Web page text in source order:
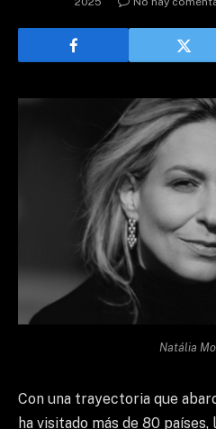
Natália
Con una trayectoria que
ha visitado más de 80